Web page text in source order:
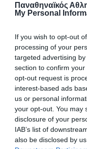
Παναθηναϊκός
My Personal
If you wish to opt-out
processing of your
targeted advertising
section to confirm
opt-out request is
interest-based ads
us or personal
your opt-out. You may
disclosure of your
IAB’s list of
also be disclosed by
διοργάνωση!
που οδήγησαν τον
Ελληνικού Συλλόγου
ονόματα τους
Κυπέλλου
08.08.2026 EΝ